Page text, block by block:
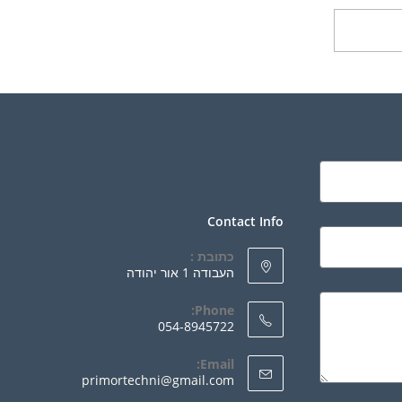
Contact Info
כתובת :
העבודה 1 אור יהודה
Phone:
054-8945722
Email:
primortechni@gmail.com